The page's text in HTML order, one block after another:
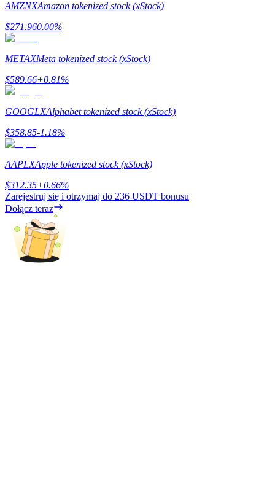
Stawianie
Wysokie zyski i natychmiastowy dostęp
Launchpool
Elastyczne stawianie zakładów, aby zarabiać na popularnych
tokenach
AMZNXAmazon tokenized stock (xStock)
$271.960.00%
METAXMeta tokenized stock (xStock)
$589.66+0.81%
GOOGLXAlphabet tokenized stock (xStock)
$358.85-1.18%
AAPLXApple tokenized stock (xStock)
$312.35+0.66%
Zarejestruj się i otrzymaj do 236 USDT bonusu
Dołącz teraz